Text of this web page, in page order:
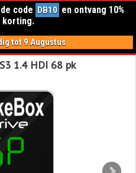
code DB10 en ontvang 10%
korting.
tot 9 Augustus
1.4 HDI 68 pk